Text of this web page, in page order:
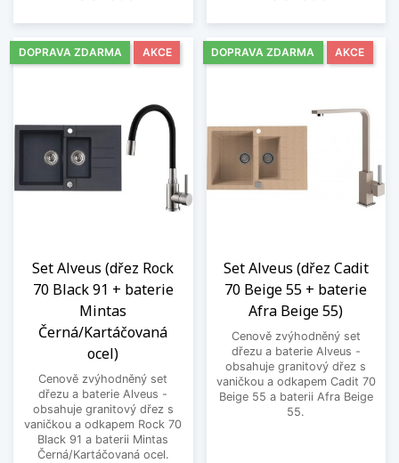
Set Alveus (dřez Rock
70 Black 91 + baterie
Mintas
Černá/Kartáčovaná
ocel)
Cenově zvýhodněný set
dřezu a baterie Alveus -
obsahuje granitový dřez s
vaničkou a odkapem Rock 70
Black 91 a baterii Mintas
Černá/Kartáčovaná ocel.
DOPRAVA ZDARMA AKCE
Set Alveus (dřez Cadit
70 Beige 55 + baterie
Afra Beige 55)
Cenově zvýhodněný set
dřezu a baterie Alveus -
obsahuje granitový dřez s
vaničkou a odkapem Cadit 70
Beige 55 a baterii Afra Beige
55.
DOPRAVA ZDARMA AKCE